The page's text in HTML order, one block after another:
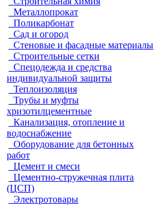
Металлопрокат
Поликарбонат
Сад и огород
Стеновые и фасадные материалы
Строительные сетки
Спецодежда и средства
индивидуальной защиты
Теплоизоляция
Трубы и муфты
хризотилцементные
Канализация, отопление и
водоснабжение
Оборудование для бетонных
работ
Цемент и смеси
Цементно-стружечная плита
(ЦСП)
Электротовары